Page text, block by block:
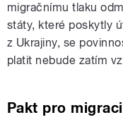
migračnímu tlaku
státy, které poskytly
z Ukrajiny, se
platit nebude zatím
Pakt pro